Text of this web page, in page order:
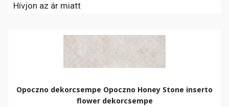
Hívjon az ár miatt
Opoczno dekorcsempe Opoczno Honey Stone inserto
flower dekorcsempe